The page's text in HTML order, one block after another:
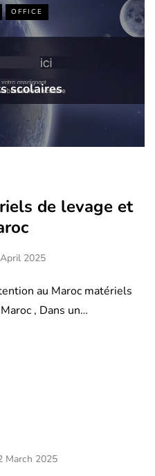
OFFICE
scolaires
de levage et
2025
au Maroc matériels
, Dans un…
March 2025